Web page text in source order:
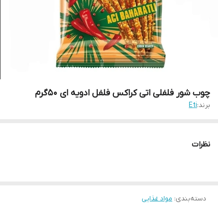
چوب شور فلفلی اتی کراکس فلفل ادویه ای ۵۰گرم
برند:Eti
نظرات
دسته‌بندی: مواد غذایی